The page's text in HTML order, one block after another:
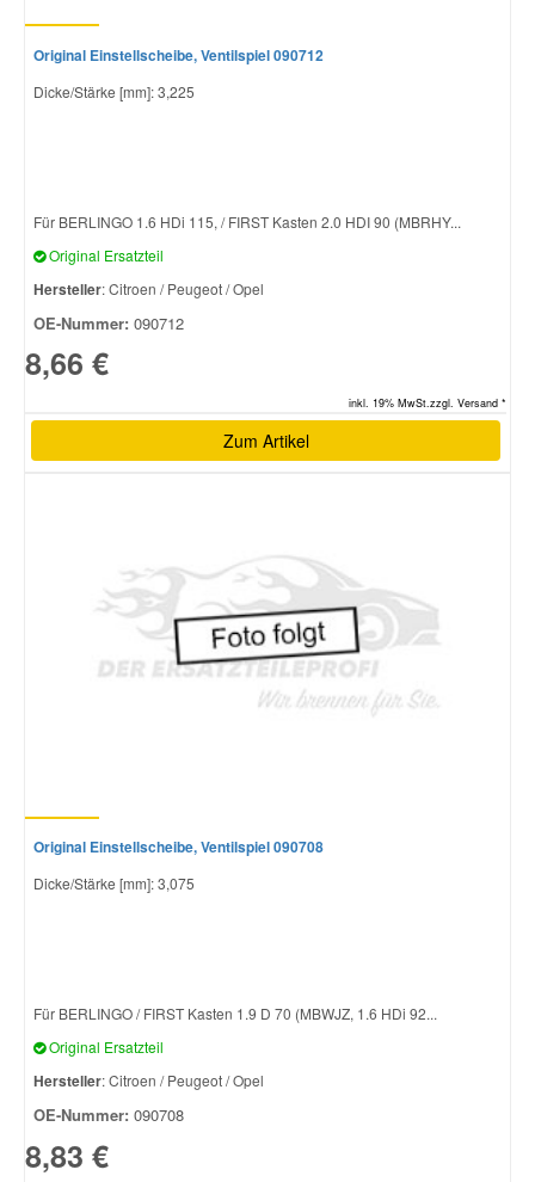
Original Einstellscheibe, Ventilspiel 090712
Dicke/Stärke [mm]: 3,225
Für BERLINGO 1.6 HDi 115, / FIRST Kasten 2.0 HDI 90 (MBRHY...
Original Ersatzteil
Hersteller: Citroen / Peugeot / Opel
OE-Nummer: 090712
8,66 €
inkl. 19% MwSt.zzgl. Versand *
Zum Artikel
Original Einstellscheibe, Ventilspiel 090708
Dicke/Stärke [mm]: 3,075
Für BERLINGO / FIRST Kasten 1.9 D 70 (MBWJZ, 1.6 HDi 92...
Original Ersatzteil
Hersteller: Citroen / Peugeot / Opel
OE-Nummer: 090708
8,83 €